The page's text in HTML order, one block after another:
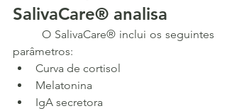
SalivaCare® analisa
parâmetros:
Curva de cortisol
Melatonina
IgA secretora